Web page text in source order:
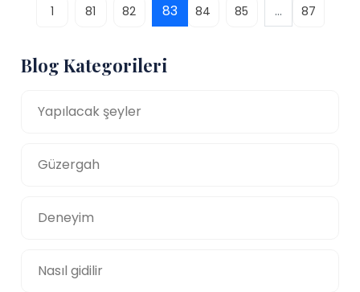
1 81 82 83 84 85 ... 87
Blog Kategorileri
Yapılacak şeyler
Güzergah
Deneyim
Nasıl gidilir